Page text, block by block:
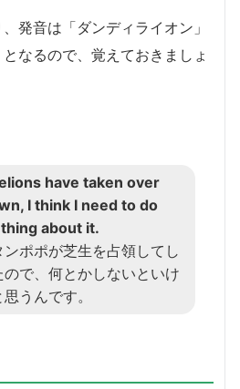
発音は「ダンディライオン」
なるので、覚えておきましょ
have taken over
I think I need to do
about it.
ンポポが芝生を占領してし
ので、何とかしないといけ
うんです。